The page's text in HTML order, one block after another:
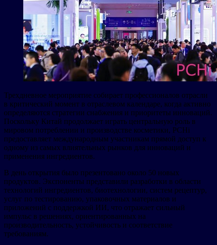
Трехдневное мероприятие собирает профессионалов отрасли
в критический момент в отраслевом календаре, когда активно
определяются стратегии снабжения и приоритеты инноваций.
Поскольку Китай продолжает играть центральную роль в
мировом потреблении и производстве косметики, PCHi
предоставляет международным участникам прямой доступ к
одному из самых влиятельных рынков для инноваций и
применения ингредиентов.
В день открытия было презентовано около 50 новых
продуктов. Экспоненты представили разработки в области
технологий ингредиентов, биотехнологии, систем рецептур,
услуг по тестированию, упаковочных материалов и
приложений с поддержкой ИИ, что отражает сильный
импульс в решениях, ориентированных на
производительность, устойчивость и соответствие
требованиям.